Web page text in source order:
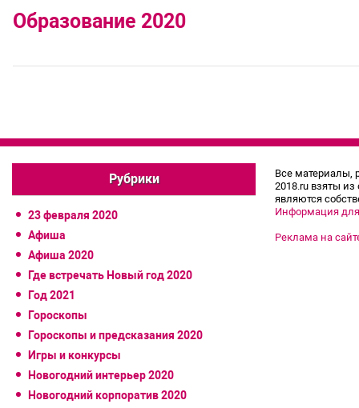
Образование 2020
Рубрики
23 февраля 2020
Афиша
Афиша 2020
Где встречать Новый год 2020
Год 2021
Гороскопы
Гороскопы и предсказания 2020
Игры и конкурсы
Новогодний интерьер 2020
Новогодний корпоратив 2020
Все материалы,
2018.ru взяты
являются
Информация
Реклама на